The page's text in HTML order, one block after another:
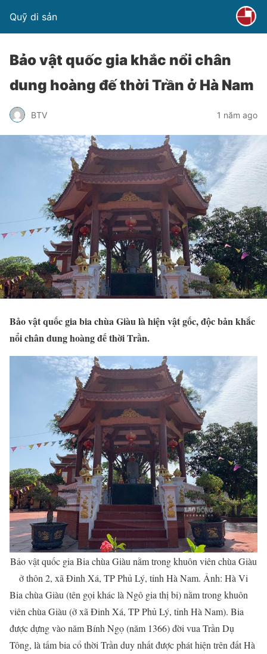
Quỹ di sản
Bảo vật quốc gia khắc nổi chân
dung hoàng đế thời Trần ở Hà Nam
BTV 1 năm ago
Bảo vật quốc gia bia chùa Giàu là hiện vật gốc, độc bản khắc
nổi chân dung hoàng đế thời Trần.
Bảo vật quốc gia Bia chùa Giàu nằm trong khuôn viên chùa Giàu
ở thôn 2, xã Đinh Xá, TP Phủ Lý, tỉnh Hà Nam. Ảnh: Hà Vi
Bia chùa Giàu (tên gọi khác là Ngô gia thị bi) nằm trong khuôn
viên chùa Giàu (ở xã Đinh Xá, TP Phủ Lý, tỉnh Hà Nam). Bia
được dựng vào năm Bính Ngọ (năm 1366) đời vua Trần Dụ
Tông, là tấm bia cổ thời Trần duy nhất được phát hiện trên đất Hà